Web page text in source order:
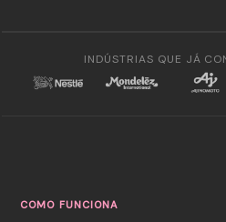
INDÚSTRIAS QUE JÁ
COMO FUNCIONA